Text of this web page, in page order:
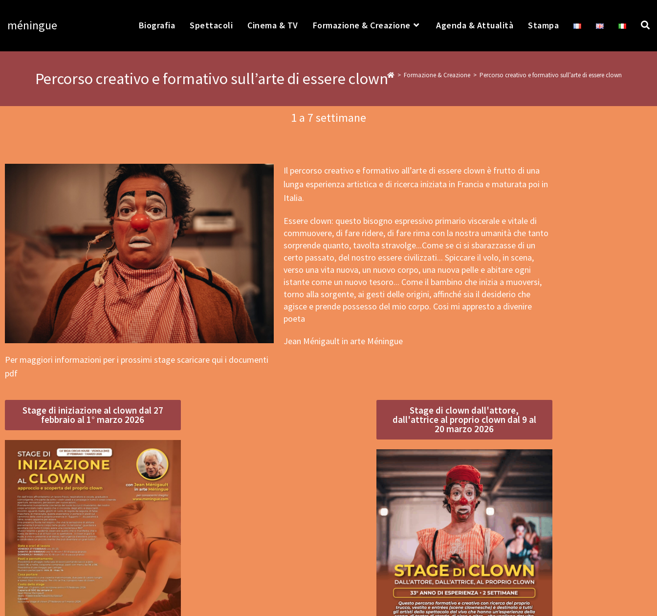
méningue Biografia Spettacoli Cinema & TV Formazione & Creazione Agenda & Attualità Stampa
Percorso creativo e formativo sull’arte di essere clown > Formazione & Creazione > Percorso creativo e formativo sull’arte di essere clown
1 a 7 settimane
Per maggiori informazioni per i prossimi stagescaricare qui i documenti
pdf
Il percorso creativo e formativo all’arte di essere clown è frutto di una
lunga esperienza artistica e di ricerca iniziata in Francia e maturata poi in
Italia.
Essere clown: questo bisogno espressivo primario viscerale e vitale di
commuovere, di fare ridere, di fare rima con la nostra umanità che tanto
sorprende quanto, tavolta stravolge...Come se ci si sbarazzasse di un
certo passato, del nostro essere civilizzati... Spiccare il volo, in scena,
verso una vita nuova, un nuovo corpo, una nuova pelle e abitare ogni
istante come un nuovo tesoro... Come il bambino che inizia a muoversi,
torno alla sorgente, ai gesti delle origini, affinché sia il desiderio che
agisce e prende possesso del mio corpo. Cosi mi appresto a divenire
poeta
Jean Ménigault in arte Méningue
Stage di iniziazione al clown dal 27
febbraio al 1° marzo 2026
Stage di clown dall'attore,
dall'attrice al proprio clown dal 9 al
20 marzo 2026